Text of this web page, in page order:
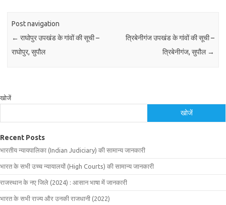
Post navigation
← राघोपुर उपखंड के गांवों की सूची –
राघोपुर, सुपौल
त्रिबेनीगंज उपखंड के गांवों की सूची –
त्रिबेनीगंज, सुपौल →
खोजें
खोजें
Recent Posts
भारतीय न्यायपालिका (Indian Judiciary) की सामान्य जानकारी
भारत के सभी उच्च न्यायालयों (High Courts) की सामान्य जानकारी
राजस्थान के नए जिले (2024) : आसान भाषा में जानकारी
भारत के सभी राज्य और उनकी राजधानी (2022)